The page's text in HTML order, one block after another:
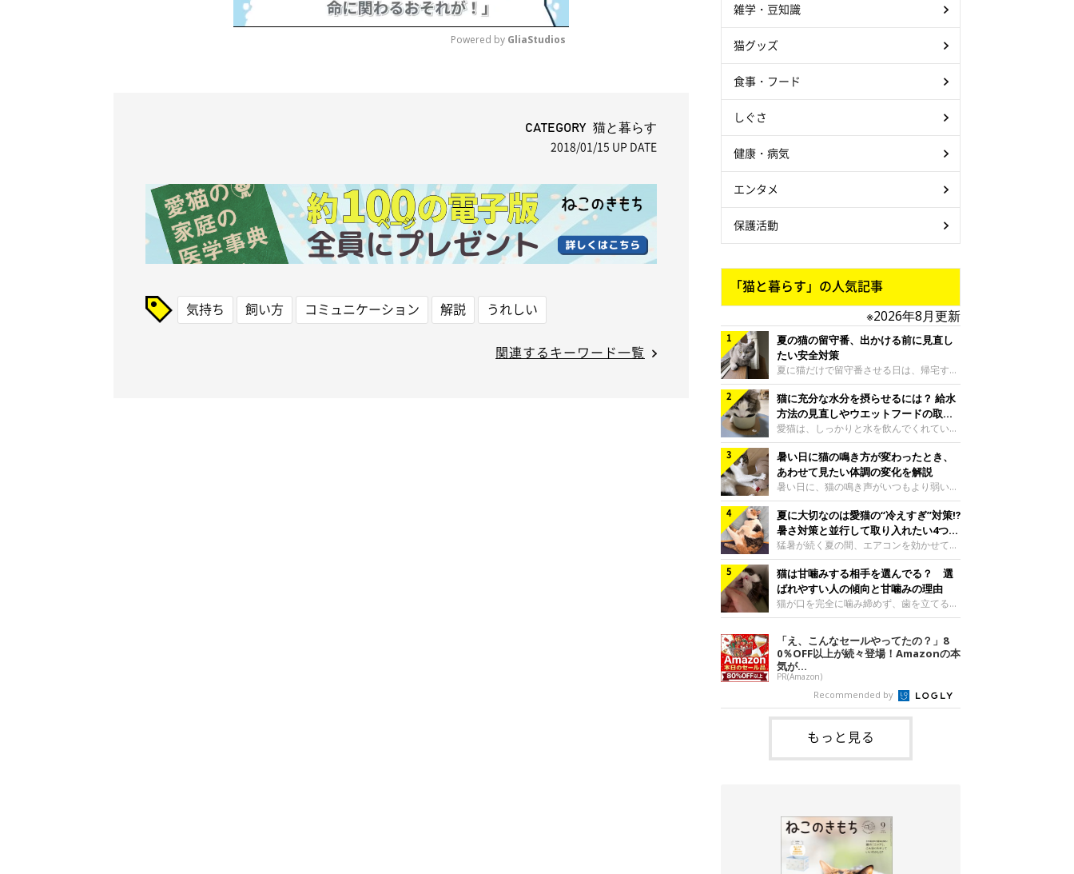
Powered by GliaStudios
CATEGORY 猫と暮らす
2018/01/15 UP DATE
気持ち 飼い方 コミュニケーション 解説 うれしい
関連するキーワード一覧
雑学・豆知識
猫グッズ
食事・フード
しぐさ
健康・病気
エンタメ
保護活動
「猫と暮らす」の人気記事
※2026年8月更新
夏の猫の留守番、出かける前に見直し
たい安全対策
夏に猫だけで留守番させる日は、帰宅する
まで部屋が暑くなりすぎないか、水は足り
るかと気になる飼い主さんもいるでしょ
う。家の中なら安全と思っていても、日中
は室温が急に上がることがあります。留守
中の暑さから猫を守るために準備したいこ
とや、帰宅後に見たいサインなどについ
て、ねこのきもち獣医師相談室の岡本りさ
先生に伺いました。 留守中は室温が急に
上がることがあるねこのきもち投稿写真ギ
ャラリー夏の日中は、エアコンが切れると
室温が急に上昇する場合があります。猫は
自分で涼しい場所を探すのが得意ですが、
部屋全体が暑くなれ
猫に充分な水分を摂らせるには？ 給水
方法の見直しやウエットフードの取り
入れ方を解説
愛猫は、しっかりと水を飲んでくれていま
すか？ 夏場はエアコンで室内が涼しいこ
ともあり、猫があまり水を飲まないこと
も。積極的に水分を摂らせるためには、給
水方法を見直したり、フードから水分を摂
らせたりする方法があります。今回は獣医
師の重本仁先生に、猫に水分を摂らせるた
めにできるためできる工夫を教えていただ
きました。ボウルの高さを愛猫の好みにね
このきもち投稿写真ギャラリー水飲みボウ
ルの高さは、猫が飲むときに頭が胃より下
にならないように設定すると飲みやすいで
しょう。首を深く折り曲げずに済むため、
関節や食道への負
暑い日に猫の鳴き方が変わったとき、
あわせて見たい体調の変化を解説
暑い日に、猫の鳴き声がいつもより弱い、
かすれる、しつこく鳴くなど、ふだんと違
って聞こえることがあります。 そんなと
き、あわせてどのような様子を確認したら
よいのでしょうか。暑い日に猫の鳴き方が
変わるときの見方や注意したい体調の変化
などについて、ねこのきもち獣医師相談室
の山口みき先生に伺いました。 鳴き方の
変化だけで判断せず、全身の様子も確認し
てねこのきもち投稿写真ギャラリー猫の鳴
ように見えることがあります。 ただ、鳴
き声だけで原因を決めるのは難しく、体調
や環境の変化を
夏に大切なのは愛猫の“冷えすぎ”対策⁉
暑さ対策と並行して取り入れたい4つの
工夫
猛暑が続く夏の間、エアコンを効かせて室
内を冷やしますよね。しかし、人にとって
は快適な温度でも、猫にとっては温度が低
すぎることも。暑さ対策と並行して、冷え
すぎ対策もしっかりと行うことが大切で
す。今回は獣医師の重本仁先生に、猫の冷
ました。（1） 冷房の効いていない部屋に
行き来できるようにするねこのきもち投稿
写真ギャラリー猫が寒いと感じたときに、
冷気から逃れる「逃げ場」を用意しておき
ましょう。冷房の効いていない部屋や廊下
へも自由に行き来できるように、ドアは猫
が通れる程度に
猫は甘噛みする相手を選んでる？ 選
ばれやすい人の傾向と甘噛みの理由
猫が口を完全に噛み締めず、歯を立てる程
度に噛む“甘噛み”。遊びやスキンシップの
ときに繰り出すことがありますが、同じ家
族でも噛まれる頻度に違いがあると感じる
ことも。ねこのきもちWEB MAGAZINEで
は、飼い主さんたちにアンケートを実施
し、愛猫が甘噛みする相手を選んでいると
感じる状況を教えてもらいました。また、
ねこのきもち獣医師相談室の原駿太朗先生
には、実際に猫は甘噛みする相手を選んで
いるのか、その真相をお聞きします。約6
割の飼い主さんが「甘噛みする相手を選ん
「え、こんなセールやってたの？」8
0％OFF以上が続々登場！Amazonの本
気が...
PR(Amazon)
Recommended by
もっと見る